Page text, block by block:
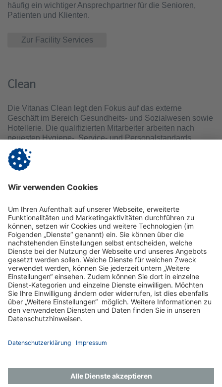
häufig ein wichtiger Ansprechpartner für die Senioren,
Patienten und Klienten.
Zur Facility Services
Clean
Die Vitanas Clean legt den Fokus auf das externe
Geschäft im Bereich Gesundheits- und Sozialwesen sowie
Hotellerie. Die qualifizierten Mitarbeiter arbeiten nach
neuesten Hygiene-, Service- und Personalstandards.
Rationeller Personaleinsatz, die Verwendung von
moderner Technik und Zuverlässigkeit erlauben es,
individuelle Lösungen für alle Arten von
unter Berücksichtigung ökonomischer und ökologischer
Zur Vitanas Clean
Datenschutz